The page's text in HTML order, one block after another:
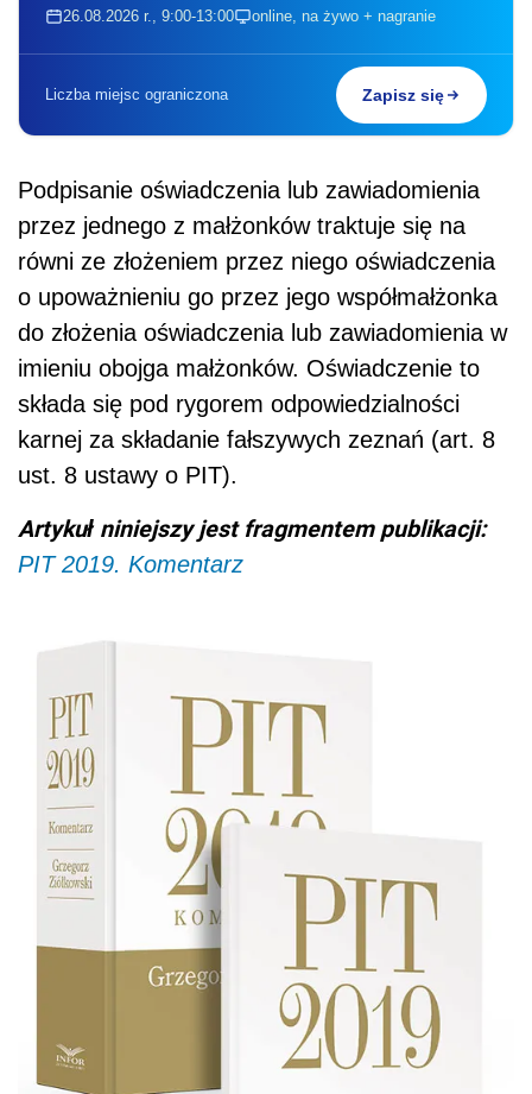
26.08.2026 r., 9:00-13:00 online, na żywo + nagranie
Liczba miejsc ograniczona Zapisz się
Podpisanie oświadczenia lub zawiadomienia
przez jednego z małżonków traktuje się na
równi ze złożeniem przez niego oświadczenia
o upoważnieniu go przez jego współmałżonka
do złożenia oświadczenia lub zawiadomienia w
imieniu obojga małżonków. Oświadczenie to
składa się pod rygorem odpowiedzialności
karnej za składanie fałszywych zeznań (art. 8
ust. 8 ustawy o PIT).
Artykuł niniejszy jest fragmentem publikacji:
PIT 2019. Komentarz